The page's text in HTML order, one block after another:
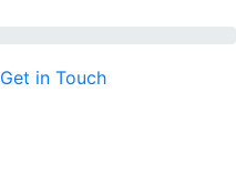
Get in Touch